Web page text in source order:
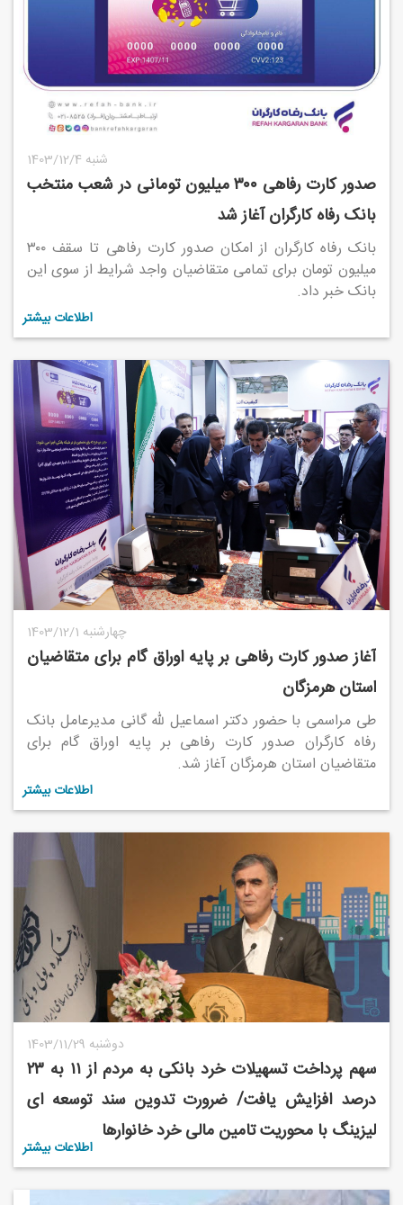
1403/12/4 شنبه
صدور کارت رفاهی ۳۰۰ میلیون تومانی در شعب منتخب
بانک رفاه کارگران آغاز شد
بانک رفاه کارگران از امکان صدور کارت رفاهی تا سقف ۳۰۰
میلیون تومان برای تمامی متقاضیان واجد شرایط از سوی این
بانک خبر داد.
اطلاعات بیشتر
1403/12/1 چهارشنبه
آغاز صدور کارت رفاهی بر پایه اوراق گام برای متقاضیان
استان هرمزگان
طی مراسمی با حضور دکتر اسماعیل لله گانی مدیرعامل بانک
رفاه کارگران صدور کارت رفاهی بر پایه اوراق گام برای
متقاضیان استان هرمزگان آغاز شد.
اطلاعات بیشتر
1403/11/29 دوشنبه
سهم پرداخت تسهیلات خرد بانکی به مردم از ۱۱ به ۲۳
درصد افزایش یافت/ ضرورت تدوین سند توسعه ای
لیزینگ با محوریت تامین مالی خرد خانوارها
اطلاعات بیشتر